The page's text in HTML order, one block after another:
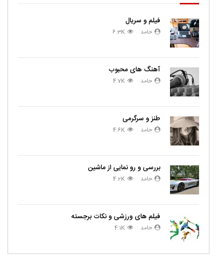
فیلم و سریال
حامد 6.3K
آهنگ های محبوب
حامد 4.7K
طنز و سرگرمی
حامد 4.6K
بررسی و رو نمایی از ماشین
حامد 4.2K
فیلم های ورزشی و نکات برجسته
حامد 4.1K